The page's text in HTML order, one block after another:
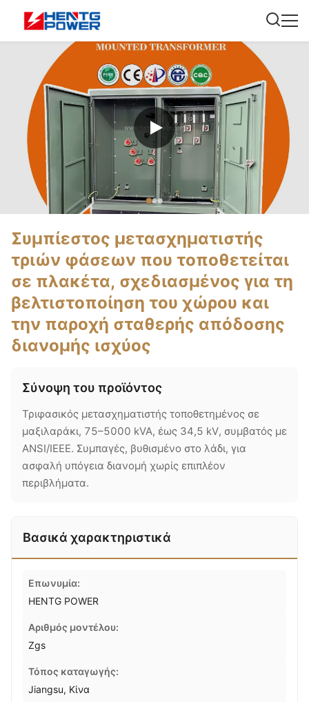
Συμπίεστος μετασχηματιστής
τριών φάσεων που τοποθετείται
σε πλακέτα, σχεδιασμένος για τη
βελτιστοποίηση του χώρου και
την παροχή σταθερής απόδοσης
διανομής ισχύος
Σύνοψη του προϊόντος
Τριφασικός μετασχηματιστής τοποθετημένος σε
μαξιλαράκι, 75–5000 kVA, έως 34,5 kV, συμβατός με
ANSI/IEEE. Συμπαγές, βυθισμένο στο λάδι, για
ασφαλή υπόγεια διανομή χωρίς επιπλέον
περιβλήματα.
Βασικά χαρακτηριστικά
Επωνυμία:
HENTG POWER
Αριθμός μοντέλου:
Zgs
Τόπος καταγωγής:
Jiangsu, Κίνα